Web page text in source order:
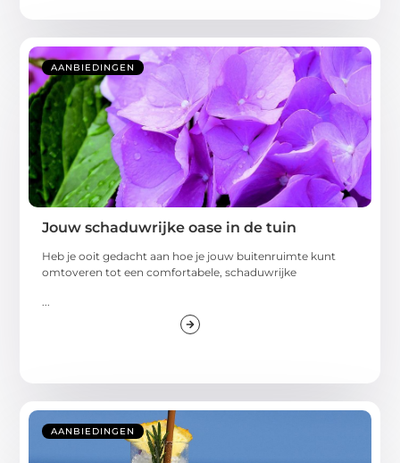
AANBIEDINGEN
Jouw schaduwrijke oase in de tuin
Heb je ooit gedacht aan hoe je jouw buitenruimte kunt
omtoveren tot een comfortabele, schaduwrijke
AANBIEDINGEN